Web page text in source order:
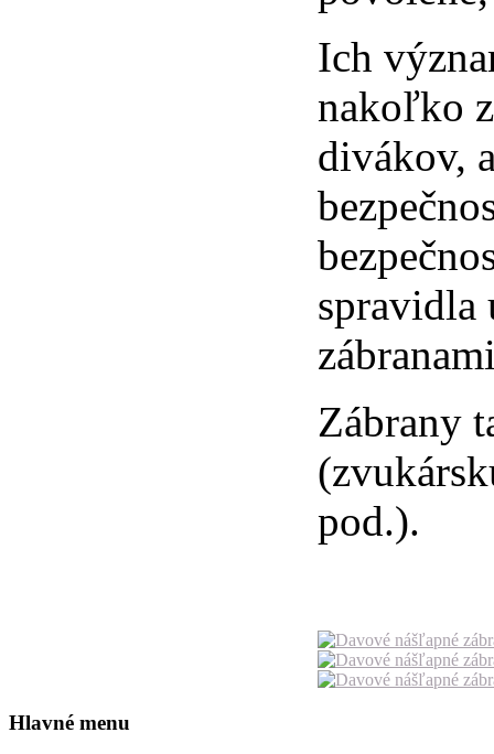
Ich
nakoľko
divákov,
spravidla
Zábrany
pod.).
Hlavné menu